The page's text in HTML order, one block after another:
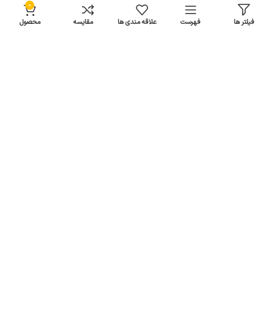
خودروها
فیلتر ها فهرست علاقه مندی ها مقایسه
0
محصول